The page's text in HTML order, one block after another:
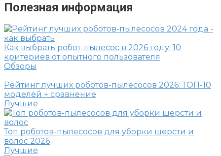
Полезная информация
Как выбрать робот-пылесос в 2026 году: 10
критериев от опытного пользователя
Обзоры
Рейтинг лучших роботов-пылесосов 2026: ТОП-10
моделей + сравнение
Лучшие
Топ роботов-пылесосов для уборки шерсти и
волос 2026
Лучшие